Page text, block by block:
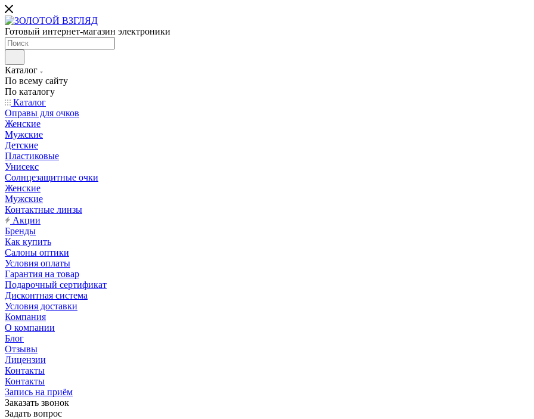
Готовый интернет-магазин электроники
Каталог
По всему сайту
По каталогу
Каталог
Оправы для очков
Женские
Мужские
Детские
Пластиковые
Унисекс
Солнцезащитные очки
Женские
Мужские
Контактные линзы
Акции
Бренды
Как купить
Салоны оптики
Условия оплаты
Гарантия на товар
Подарочный сертификат
Дисконтная система
Условия доставки
Компания
О компании
Блог
Отзывы
Лицензии
Контакты
Контакты
Запись на приём
Заказать звонок
Задать вопрос